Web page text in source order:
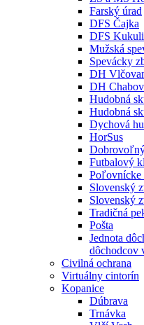
Farský úrad
DFS Čajka
DFS
Mužská
Spevácky
DH
DH
Hudobná
Hudobná
Dychová
HorSus
Futbalový
Poľovnícke
Slovenský
Slovenský
Tradičná
Pošta
Jednota
dôchodcov
Civilná ochrana
Virtuálny cintorín
Kopanice
Dúbrava
Trnávka